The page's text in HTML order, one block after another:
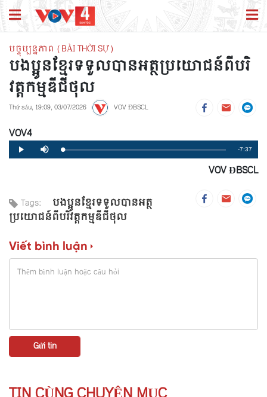
បច្ចុប្បន្នភាព (BÀI THỜI SỰ)
បងប្អូនខ្មែរទទួលបានអត្ថប្រយោជន៍ពីបរិ
វត្តកម្មឌីជីថុល
Thứ sáu, 19:09, 03/07/2026 VOV ĐBSCL
VOV4
Play Mute Loaded:
0%
Progress:
0%
Remaining
Time
-7:37
VOV ĐBSCL
Tags:
បងប្អូនខ្មែរទទួលបានអត្ថ
ប្រយោជន៍ពីបរិវត្តកម្មឌីជីថុល
Viết bình luận